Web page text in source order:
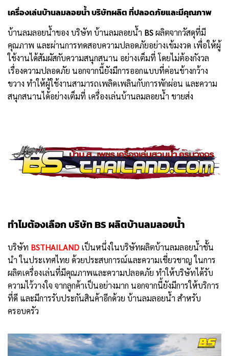
เครื่องเล่นบ้านลมลอยน้ำ บริษัทผลิต ที่ปลอดภัยและมีคุณภาพ
บ้านลมลอยน้ำของ บริษัท บ้านลมลอยน้ำ BSผลิตจากวัสดุที่มี
คุณภาพ และผ่านการทดสอบความปลอดภัยอย่างเข้มงวด เพื่อให้ผู้
ใช้งานได้สัมผัสกับความสนุกสนาน อย่างเต็มที่ โดยไม่ต้องกังวล
เรื่องความปลอดภัย นอกจากนี้ยังมีการออกแบบที่ค่อนข้างกว้าง
ขวาง ทำให้ผู้ใช้งานสามารถเพลิดเพลินกับการพักผ่อน และความ
สนุกสนานได้อย่างเต็มที่ เครื่องเล่นบ้านลมลอยน้ำ ขายส่ง
ทำไมต้องเลือก บริษัท BS ผลิตบ้านลมลอยน้ำ
บริษัท BSTHAILAND เป็นหนึ่งในบริษัทผลิตบ้านลมลอยน้ำชั้น
นำ ในประเทศไทย ด้วยประสบการณ์และความเชี่ยวชาญ ในการ
ผลิตเครื่องเล่นที่มีคุณภาพและความปลอดภัย ทำให้บริษัทได้รับ
ความไว้วางใจ จากลูกค้าเป็นอย่างมาก นอกจากนี้ยังมีการให้บริการ
ที่ดี และมีการรับประกันสินค้าอีกด้วย บ้านลมลอยน้ำ สำหรับ
ครอบครัว